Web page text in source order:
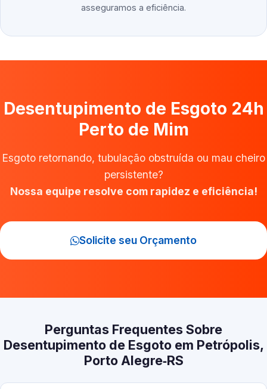
asseguramos a eficiência.
Desentupimento de Esgoto 24h
Perto de Mim
Esgoto retornando, tubulação obstruída ou mau cheiro
persistente?
Nossa equipe resolve com rapidez e eficiência!
Solicite seu Orçamento
Perguntas Frequentes Sobre
Desentupimento de Esgoto em Petrópolis,
Porto Alegre‑RS